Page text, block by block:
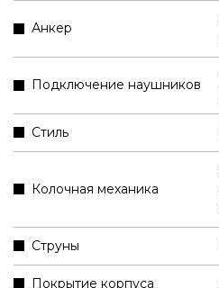
Анкер
Подключение наушников
Стиль
Колочная механика
Струны
Покрытие корпуса